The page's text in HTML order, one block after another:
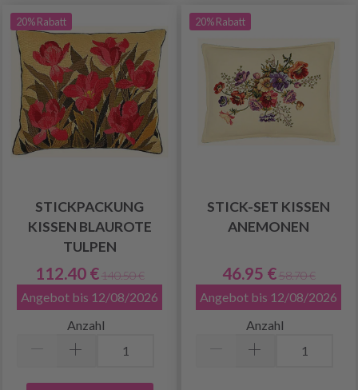
20% Rabatt
STICKPACKUNG
KISSEN BLAUROTE
TULPEN
112.40 € 140.50 €
Angebot bis 12/08/2026
Anzahl
20% Rabatt
STICK-SET KISSEN
ANEMONEN
46.95 € 58.70 €
Angebot bis 12/08/2026
Anzahl